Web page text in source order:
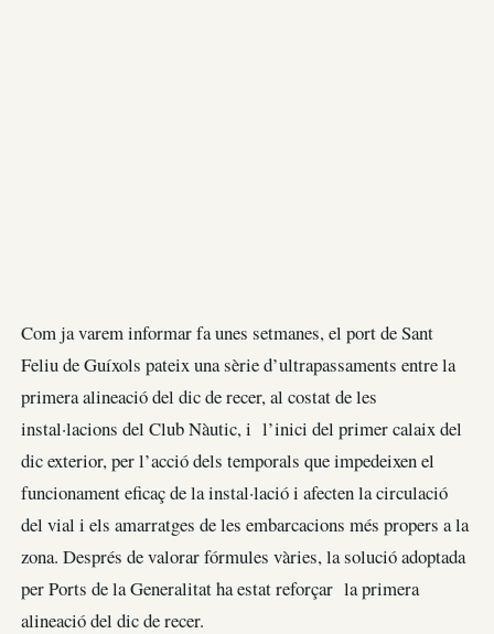
Com ja varem informar fa unes setmanes, el port de Sant
Feliu de Guíxols pateix una sèrie d’ultrapassaments entre la
primera alineació del dic de recer, al costat de les
instal·lacions del Club Nàutic, i l’inici del primer calaix del
dic exterior, per l’acció dels temporals que impedeixen el
funcionament eficaç de la instal·lació i afecten la circulació
del vial i els amarratges de les embarcacions més propers a la
zona. Després de valorar fórmules vàries, la solució adoptada
per Ports de la Generalitat ha estat reforçar la primera
alineació del dic de recer.